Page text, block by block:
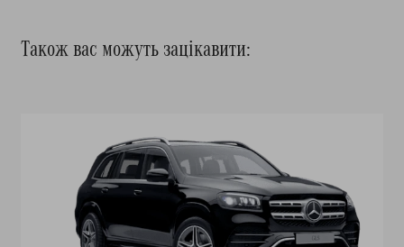
Також вас можуть зацікавити: